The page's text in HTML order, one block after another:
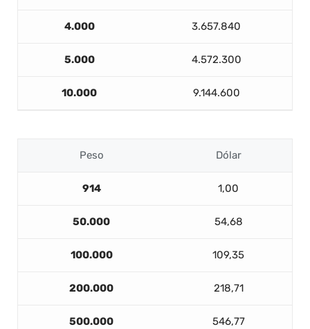
4.000 3.657.840
5.000 4.572.300
10.000 9.144.600
Peso Dólar
914 1,00
50.000 54,68
100.000 109,35
200.000 218,71
500.000 546,77